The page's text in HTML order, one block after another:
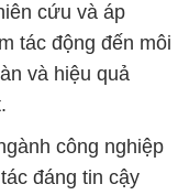
cứu và áp
tác động đến môi
và hiệu quả
công nghiệp
đáng tin cậy